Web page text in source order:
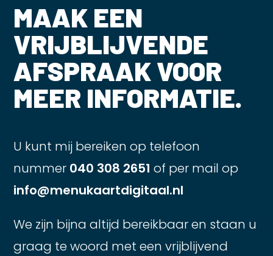
MAAK EEN
VRIJBLIJVENDE
AFSPRAAK VOOR
MEER INFORMATIE.
U kunt mij bereiken op telefoon
nummer 040 308 2651 of per mail op
info@menukaartdigitaal.nl
We zijn bijna altijd bereikbaar en staan u
graag te woord met een vrijblijvend